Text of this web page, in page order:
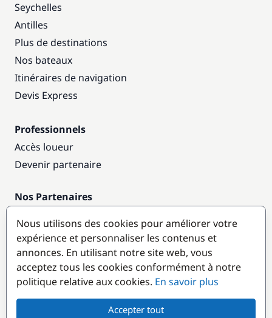
Seychelles
Antilles
Plus de destinations
Nos bateaux
Itinéraires de navigation
Devis Express
Professionnels
Accès loueur
Devenir partenaire
Nos Partenaires
Destinations populaires
Nous utilisons des cookies pour améliorer votre
expérience et personnaliser les contenus et
annonces. En utilisant notre site web, vous
acceptez tous les cookies conformément à notre
politique relative aux cookies. En savoir plus
Accepter tout